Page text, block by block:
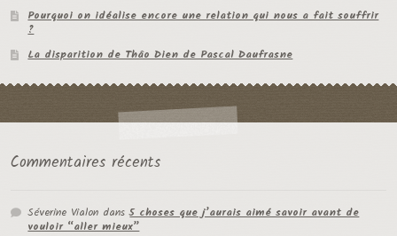
Pourquoi on idéalise encore une relation qui nous a fait souffrir
?
La disparition de Thâo Dien de Pascal Daufrasne
Commentaires récents
Séverine Vialon dans5 choses que j’aurais aimé savoir avant de
vouloir “aller mieux”